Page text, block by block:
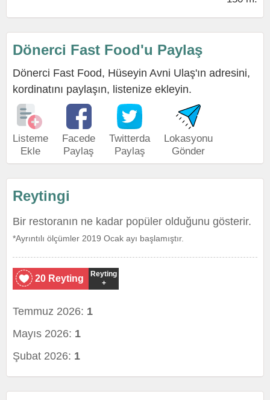
Dönerci Fast Food'u Paylaş
Dönerci Fast Food, Hüseyin Avni Ulaş'ın adresini,
kordinatını paylaşın, listenize ekleyin.
Listeme
Ekle
Facede
Paylaş
Twitterda
Paylaş
Lokasyonu
Gönder
Reytingi
Bir restoranın ne kadar popüler olduğunu gösterir.
*Ayrıntılı ölçümler 2019 Ocak ayı başlamıştır.
20 Reyting
Reyting
+
Temmuz 2026: 1
Mayıs 2026: 1
Şubat 2026: 1